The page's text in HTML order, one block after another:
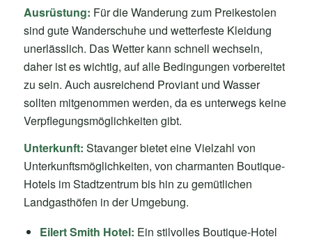
Ausrüstung: Für die Wanderung zum Preikestolen
sind gute Wanderschuhe und wetterfeste Kleidung
unerlässlich. Das Wetter kann schnell wechseln,
daher ist es wichtig, auf alle Bedingungen vorbereitet
zu sein. Auch ausreichend Proviant und Wasser
sollten mitgenommen werden, da es unterwegs keine
Verpflegungsmöglichkeiten gibt.
Unterkunft: Stavanger bietet eine Vielzahl von
Unterkunftsmöglichkeiten, von charmanten Boutique-
Hotels im Stadtzentrum bis hin zu gemütlichen
Landgasthöfen in der Umgebung.
Eilert Smith Hotel: Ein stilvolles Boutique-Hotel